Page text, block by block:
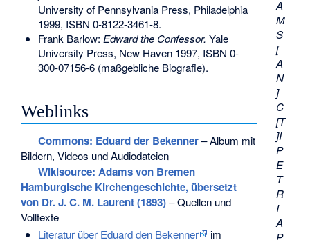
A
M
S
[
A
N
]
C
[T
]I
P
E
T
R
I
A
P
University of Pennsylvania Press, Philadelphia
1999, ISBN 0-8122-3461-8.
Frank Barlow: Edward the Confessor. Yale
University Press, New Haven 1997, ISBN 0-
300-07156-6(maßgebliche Biografie).
Weblinks
Commons: Eduard der Bekenner– Album mit
Bildern, Videos und Audiodateien
Wikisource: Adams von Bremen
Hamburgische Kirchengeschichte, übersetzt
von Dr. J. C. M. Laurent (1893)– Quellen und
Volltexte
Literatur über Eduard den Bekenner
im